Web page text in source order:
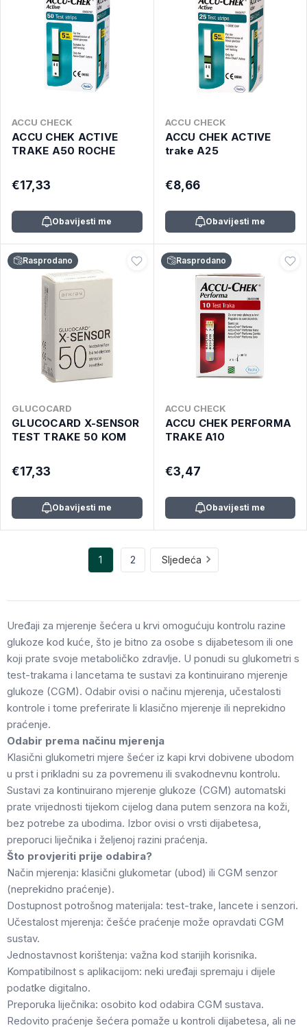
ACCU CHECK
ACCU CHEK ACTIVE
TRAKE A50 ROCHE
€17,33
Obavijesti me
ACCU CHECK
ACCU CHEK ACTIVE
trake A25
€8,66
Obavijesti me
Rasprodano
GLUCOCARD
GLUCOCARD X-SENSOR
TEST TRAKE 50 KOM
€17,33
Obavijesti me
Rasprodano
ACCU CHECK
ACCU CHEK PERFORMA
TRAKE A10
€3,47
Obavijesti me
1 2 Sljedeća
Uređaji za mjerenje šećera u krvi omogućuju kontrolu razine
glukoze kod kuće, što je bitno za osobe s dijabetesom ili one
koji prate svoje metaboličko zdravlje. U ponudi su glukometri s
test-trakama i lancetama te sustavi za kontinuirano mjerenje
glukoze (CGM). Odabir ovisi o načinu mjerenja, učestalosti
kontrole i tome preferirate li klasično mjerenje ili neprekidno
praćenje.
Odabir prema načinu mjerenja
Klasični glukometri mjere šećer iz kapi krvi dobivene ubodom
u prst i prikladni su za povremenu ili svakodnevnu kontrolu.
Sustavi za kontinuirano mjerenje glukoze (CGM) automatski
prate vrijednosti tijekom cijelog dana putem senzora na koži,
bez potrebe za ubodima. Izbor ovisi o vrsti dijabetesa,
preporuci liječnika i željenoj razini praćenja.
Što provjeriti prije odabira?
Način mjerenja: klasični glukometar (ubod) ili CGM senzor
(neprekidno praćenje).
Dostupnost potrošnog materijala: test-trake, lancete i senzori.
Učestalost mjerenja: češće praćenje može opravdati CGM
sustav.
Jednostavnost korištenja: važna kod starijih korisnika.
Kompatibilnost s aplikacijom: neki uređaji spremaju i dijele
podatke digitalno.
Preporuka liječnika: osobito kod odabira CGM sustava.
Redovito praćenje šećera pomaže u kontroli dijabetesa, ali ne